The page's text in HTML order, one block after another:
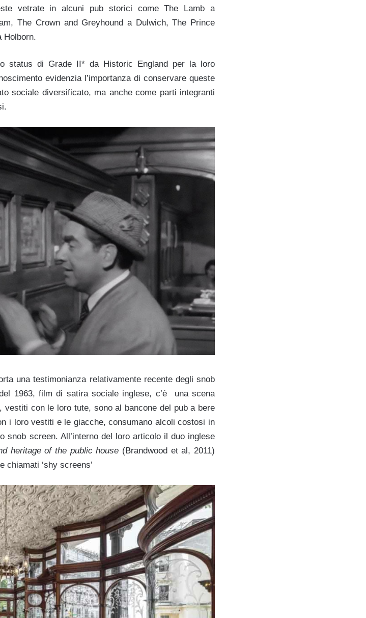
vetrate in alcuni pub storici come The Lamb a
The Crown and Greyhound a Dulwich, The Prince
Holborn.
status di Grade II* da Historic England per la loro
evidenzia l’importanza di conservare queste
sociale diversificato, ma anche come parti integranti
una testimonianza relativamente recente degli snob
1963, film di satira sociale inglese, c’è una scena
vestiti con le loro tute, sono al bancone del pub a bere
i loro vestiti e le giacche, consumano alcoli costosi in
snob screen. All’interno del loro articolo il duo inglese
heritage of the public house (Brandwood et al, 2011)
chiamati ‘shy screens’